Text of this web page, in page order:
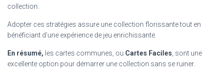
collection.
Adopter ces stratégies assure une collection florissante tout en
bénéficiant d’une expérience de jeu enrichissante.
En résumé, les cartes communes, ou Cartes Faciles , sont une
excellente option pour démarrer une collection sans se ruiner.